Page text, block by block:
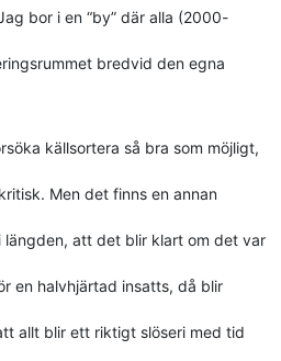
bor i en “by” där alla (2000-
bredvid den egna
källsortera så bra som möjligt,
Men det finns en annan
att det blir klart om det var
en halvhjärtad insatts, då blir
allt blir ett riktigt slöseri med tid